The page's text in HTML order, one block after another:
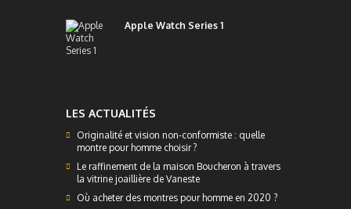
Apple Watch Series 1
LES ACTUALITÉS
Originalité et vision non-conformiste : quelle
montre pour homme choisir ?
Le raffinement de la maison Boucheron à travers
la vitrine joaillière de Vaneste
Où acheter des montres pour homme en 2020 ?